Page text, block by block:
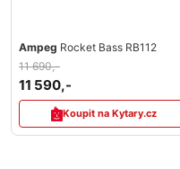
Ampeg Rocket Bass RB112
11 690,-
11 590,-
Koupit na Kytary.cz